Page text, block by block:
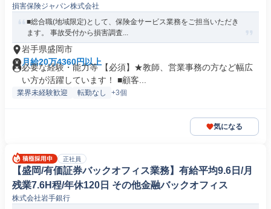
損害保険ジャパン株式会社
■総合職(地域限定)として、保険金サービス業務をご担当いただき
ます。 事故受付から損害調査...
岩手県盛岡市
月給20万4360円以上
必要な経験・能力等 【必須】★教師、営業事務の方など幅広
い方が活躍しています！ ■顧客...
業界未経験歓迎 転勤なし +3個
気になる
正社員
【盛岡/有価証券バックオフィス業務】有給平均9.6日/月
残業7.6H程/年休120日 その他金融バックオフィス
株式会社岩手銀行